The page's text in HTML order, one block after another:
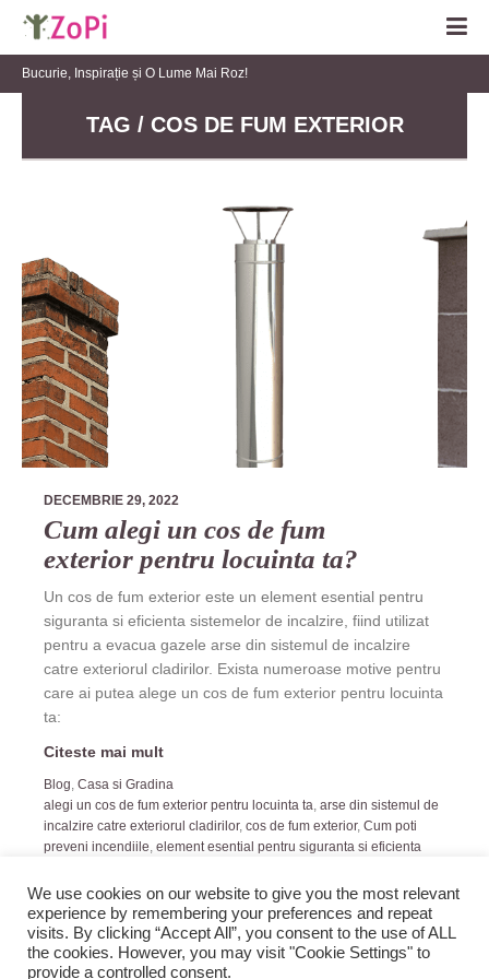
Bucurie, Inspirație și O Lume Mai Roz!
TAG / COS DE FUM EXTERIOR
DECEMBRIE 29, 2022
Cum alegi un cos de fum
exterior pentru locuinta ta?
Un cos de fum exterior este un element esential pentru
siguranta si eficienta sistemelor de incalzire, fiind utilizat
pentru a evacua gazele arse din sistemul de incalzire
catre exteriorul cladirilor. Exista numeroase motive pentru
care ai putea alege un cos de fum exterior pentru locuinta
ta:
Citeste mai mult
Blog, Casa si Gradina
alegi un cos de fum exterior pentru locuinta ta, arse din sistemul de
incalzire catre exteriorul cladirilor, cos de fum exterior, Cum poti
preveni incendiile, element esential pentru siguranta si eficienta
We use cookies on our website to give you the most relevant
experience by remembering your preferences and repeat
visits. By clicking “Accept All”, you consent to the use of ALL
the cookies. However, you may visit "Cookie Settings" to
provide a controlled consent.